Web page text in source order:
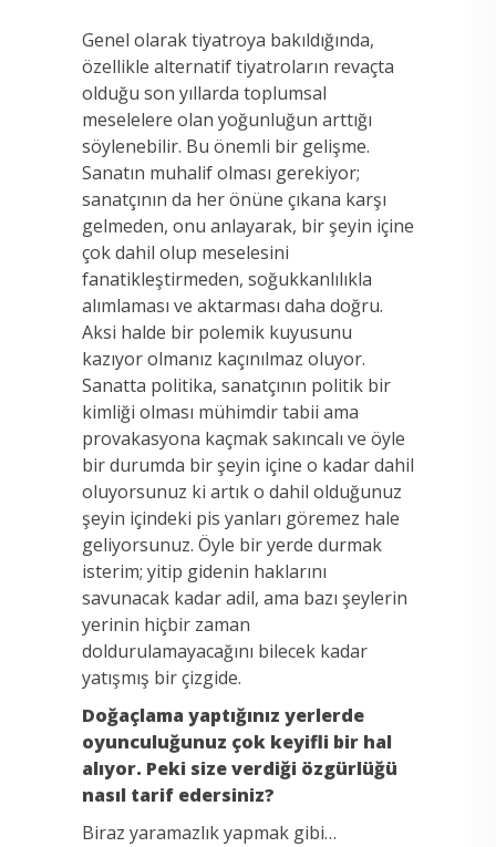
Genel olarak tiyatroya bakıldığında,
özellikle alternatif tiyatroların revaçta
olduğu son yıllarda toplumsal
meselelere olan yoğunluğun arttığı
söylenebilir. Bu önemli bir gelişme.
Sanatın muhalif olması gerekiyor;
sanatçının da her önüne çıkana karşı
gelmeden, onu anlayarak, bir şeyin içine
çok dahil olup meselesini
fanatikleştirmeden, soğukkanlılıkla
alımlaması ve aktarması daha doğru.
Aksi halde bir polemik kuyusunu
kazıyor olmanız kaçınılmaz oluyor.
Sanatta politika, sanatçının politik bir
kimliği olması mühimdir tabii ama
provakasyona kaçmak sakıncalı ve öyle
bir durumda bir şeyin içine o kadar dahil
oluyorsunuz ki artık o dahil olduğunuz
şeyin içindeki pis yanları göremez hale
geliyorsunuz. Öyle bir yerde durmak
isterim; yitip gidenin haklarını
savunacak kadar adil, ama bazı şeylerin
yerinin hiçbir zaman
doldurulamayacağını bilecek kadar
yatışmış bir çizgide.
Doğaçlama yaptığınız yerlerde
oyunculuğunuz çok keyifli bir hal
alıyor. Peki size verdiği özgürlüğü
nasıl tarif edersiniz?
Biraz yaramazlık yapmak gibi…